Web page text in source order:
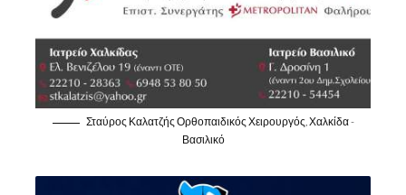
Σταύρος Καλατζής Ορθοπαιδικός Χειρουργός, Χαλκίδα -
Βασιλικό